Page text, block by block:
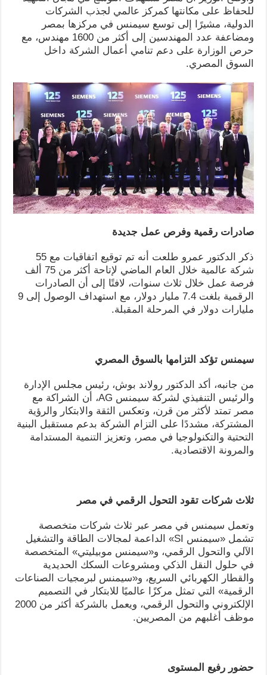
للحفاظ على مكانتها كمركز عالمي لجذب الشركات
الدولية، مشيرًا إلى توسع سيمنس في مركزها بمصر
ومضاعفة عدد المهندسين إلى أكثر من 1600 مهندس، مع
حرص الوزارة على دعم تنامي أعمال الشركة داخل
السوق المصري.
صادرات رقمية وفرص عمل جديدة
ذكر الدكتور عمرو طلعت أنه تم توقيع اتفاقيات مع 55
شركة عالمية خلال العام الماضي لإتاحة أكثر من 75 ألف
فرصة عمل خلال ثلاث سنوات، لافتًا إلى أن الصادرات
الرقمية بلغت 7.4 مليار دولار، مع استهداف الوصول إلى 9
مليارات دولار في المرحلة المقبلة.
سيمنس تؤكد التزامها بالسوق المصري
من جانبه، أكد الدكتور رولاند بوش، رئيس مجلس الإدارة
والرئيس التنفيذي لشركة سيمنس AG، أن الشراكة مع
مصر تمتد لأكثر من قرن، وتعكس الثقة والابتكار والرؤية
المشتركة، مشددًا على التزام الشركة بدعم مستقبل البنية
التحتية والتكنولوجيا في مصر، وتعزيز التنمية المستدامة
والمرونة الاقتصادية.
ثلاث شركات تقود التحول الرقمي في مصر
وتعمل سيمنس في مصر عبر ثلاث شركات متخصصة
تشمل «سيمنس SI» الداعمة لمجالات الطاقة والتشغيل
الآلي والتحول الرقمي، و«سيمنس موبيليتي» المتخصصة
في حلول النقل الذكي ومشروعات السكك الحديدية
والقطار الكهربائي السريع، و«سيمنس لبرمجيات الصناعات
الرقمية» التي تمثل مركزًا عالميًا للابتكار في التصميم
الإلكتروني والتحول الرقمي، ويعمل بالشركة أكثر من 2000
موظف أغلبهم من المصريين.
حضور رفيع المستوى